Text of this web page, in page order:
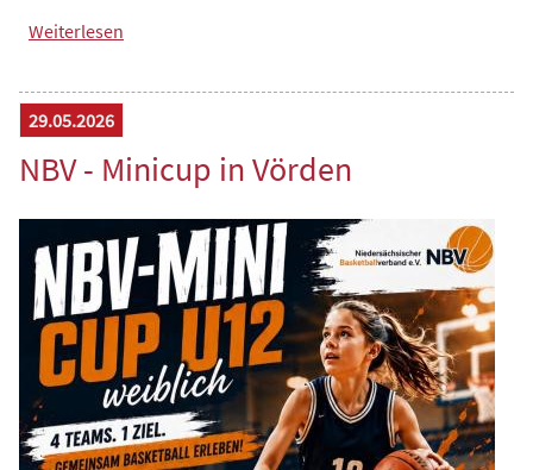
Weiterlesen
29.05.2026
NBV - Minicup in Vörden